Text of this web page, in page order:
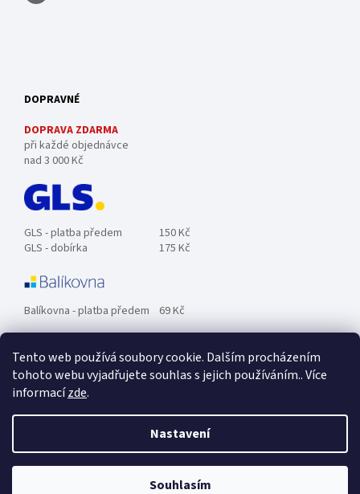
Tento web používá soubory cookie. Dalším procházením
tohoto webu vyjadřujete souhlas s jejich používáním.. Více
informacízde.
Nastavení
Souhlasím
DOPRAVNÉ
DOPRAVA ZDARMA
při každé objednávce
nad 3 000 Kč
GLS - platba předem
150 Kč
GLS - dobírka
175 Kč
Balíkovna - platba předem 69 Kč
Zásilkovna - platba předem 89 Kč